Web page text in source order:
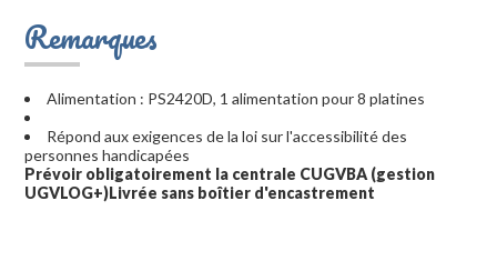
Remarques
Alimentation : PS2420D, 1 alimentation pour 8 platines
Répond aux exigences de la loi sur l'accessibilité des
personnes handicapées
Prévoir obligatoirement la centrale CUGVBA (gestion
UGVLOG+)Livrée sans boîtier d'encastrement